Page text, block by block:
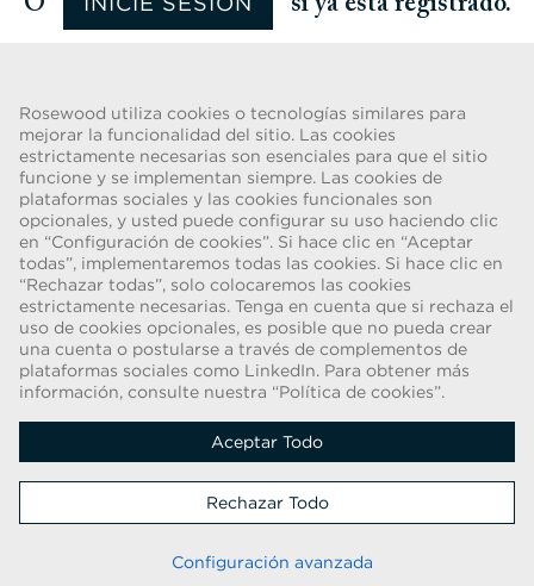
Rosewood utiliza cookies o tecnologías similares para
mejorar la funcionalidad del sitio. Las cookies
estrictamente necesarias son esenciales para que el sitio
funcione y se implementan siempre. Las cookies de
plataformas sociales y las cookies funcionales son
opcionales, y usted puede configurar su uso haciendo clic
en “Configuración de cookies”. Si hace clic en “Aceptar
todas”, implementaremos todas las cookies. Si hace clic en
“Rechazar todas”, solo colocaremos las cookies
estrictamente necesarias. Tenga en cuenta que si rechaza el
uso de cookies opcionales, es posible que no pueda crear
una cuenta o postularse a través de complementos de
plataformas sociales como LinkedIn. Para obtener más
información, consulte nuestra “Política de cookies”.
Aceptar Todo
Rechazar Todo
Configuración avanzada
ADVERTENCIA DE FRAUDE
Hemos tenido conocimiento de una estafa reciente, en la que
individuos que se hacen pasar por reclutadores ofrecen contratos de
trabajo para Rosewood Hotel Group. Estas solicitudes las realizan
personas que utilizan cuentas de correo electrónico basadas en la
Web que contienen el nombre Rosewood. Se pide a las personas que
faciliten copias de su identificación personal y que envíen dinero para
completar el proceso de contratación. Estas ofertas son
fraudulentas. Rosewood Hotel Group no pide a los postulantes a
trabajo ninguna forma de pago.
Derechos de autor © 2026
Aviso De Privacidad Del Postulante